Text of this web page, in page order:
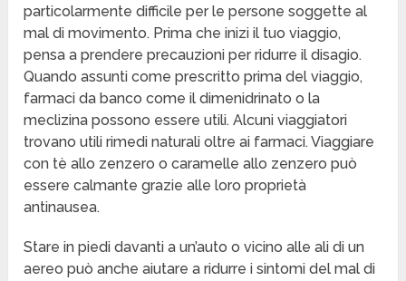
particolarmente difficile per le persone soggette al
mal di movimento. Prima che inizi il tuo viaggio,
pensa a prendere precauzioni per ridurre il disagio.
Quando assunti come prescritto prima del viaggio,
farmaci da banco come il dimenidrinato o la
meclizina possono essere utili. Alcuni viaggiatori
trovano utili rimedi naturali oltre ai farmaci. Viaggiare
con tè allo zenzero o caramelle allo zenzero può
essere calmante grazie alle loro proprietà
antinausea.
Stare in piedi davanti a un’auto o vicino alle ali di un
aereo può anche aiutare a ridurre i sintomi del mal di